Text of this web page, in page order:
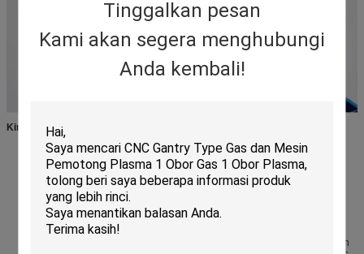
Tinggalkan pesan
Kami akan segera menghubungi
Anda kembali!
Kinerja Peralatan:
Sentuhan otomatis flange dan web mengadopsi motor hidrolik dan gigi,
dengan ketepatan berpusat tinggi dan retensivitas yang baik. Semua
operasi terpusat pada panel tombol kontrol listrik, dengan pengoperasian
yang mudah dan nyaman serta posisi yang tepat.
Bagian transmisi utama mengadopsi cycloid pinwheel dan Taiwan TAIAN
merek inverter, kecepatan perakitan dapat disesuaikan antara 0,5-6 M /
menit.
Komponen utama dari mesin ini adalah bagian struktur yang dilas dengan